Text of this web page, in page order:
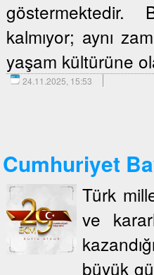
göstermektedir.
kalmıyor; aynı
yaşam kültürüne
24.11.2025, 15:53
Cumhuriyet
Türk
ve
büyük